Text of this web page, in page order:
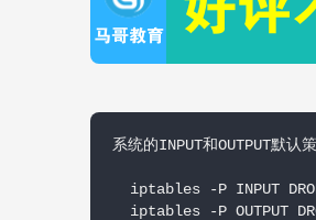
系统的INPUT和OUTPUT默认策
iptables -P INPUT
iptables -P OUTPUT